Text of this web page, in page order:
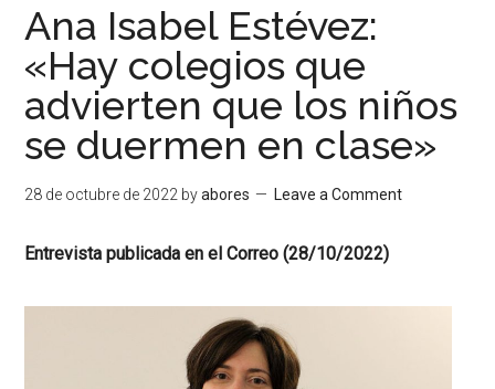
Ana Isabel Estévez:
«Hay colegios que
advierten que los niños
se duermen en clase»
28 de octubre de 2022 byabores Leave a Comment
Entrevista publicada en el Correo (28/10/2022)